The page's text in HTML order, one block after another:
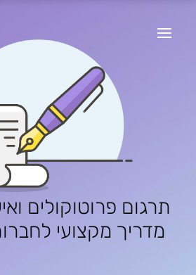
תרגום פרוטוקולים
מדריך מקצועי